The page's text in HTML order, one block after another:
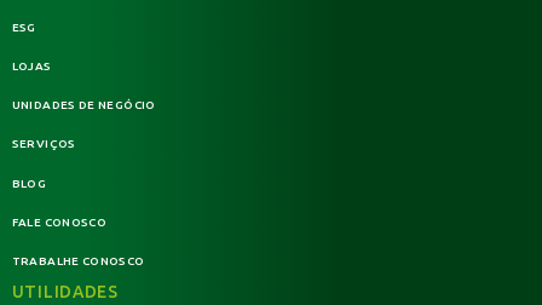
ESG
LOJAS
UNIDADES DE NEGÓCIO
SERVIÇOS
BLOG
FALE CONOSCO
TRABALHE CONOSCO
UTILIDADES